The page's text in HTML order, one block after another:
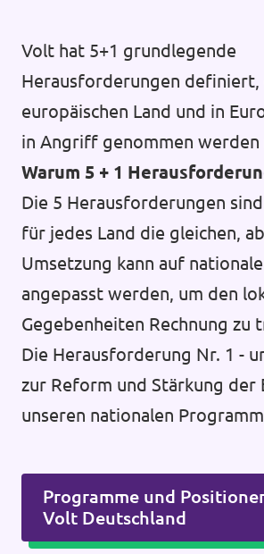
Volt hat 5+1 grundlegende
Herausforderungen definiert,
europäischen Land und in
in Angriff genommen werden
Warum 5 + 1
Die 5 Herausforderungen
für jedes Land die gleichen,
Umsetzung kann auf
angepasst werden, um den
Gegebenheiten Rechnung zu
Die Herausforderung Nr. 1 -
zur Reform und Stärkung der
unseren nationalen
Programme und
Volt Deutschland